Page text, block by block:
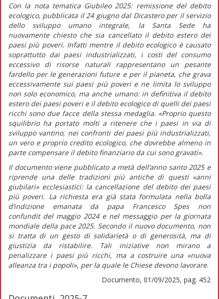
Con la nota tematica Giubileo 2025: remissione del debito
ecologico, pubblicata il 24 giugno dal Dicastero per il servizio
dello sviluppo umano integrale, la Santa Sede ha
nuovamente chiesto che sia cancellato il debito estero dei
paesi più poveri. Infatti mentre il debito ecologico è causato
soprattutto dai paesi industrializzati, i costi del consumo
eccessivo di risorse naturali rappresentano un pesante
fardello per le generazioni future e per il pianeta, che grava
eccessivamente sui paesi più poveri e ne limita lo sviluppo
non solo economico, ma anche umano: in definitiva il debito
estero dei paesi poveri e il debito ecologico di quelli dei paesi
ricchi sono due facce della stessa medaglia. «Proprio questo
squilibrio ha portato molti a ritenere che i paesi in via di
sviluppo vantino, nei confronti dei paesi più industrializzati,
un vero e proprio credito ecologico, che dovrebbe almeno in
parte compensare il debito finanziario da cui sono gravati».
Il documento viene pubblicato a metà dell’anno santo 2025 e
riprende una delle tradizioni più antiche di questi «anni
giubilari» ecclesiastici: la cancellazione del debito dei paesi
più poveri. La richiesta era già stata formulata nella bolla
d’indizione emanata da papa Francesco Spes non
confunditdel maggio 2024 e nel messaggio per la giornata
mondiale della pace 2025. Secondo il nuovo documento, non
si tratta di un gesto di solidarietà o di generosità, ma di
giustizia da ristabilire. Tali iniziative non mirano a
penalizzare i paesi più ricchi, ma a costruire una «nuova
alleanza tra i popoli», per la quale le Chiese devono lavorare.
Documento, 01/09/2025, pag. 452